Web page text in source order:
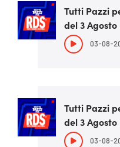
Tutti Pazzi
del 3
03-08-
Tutti Pazzi
del 3
03-08-